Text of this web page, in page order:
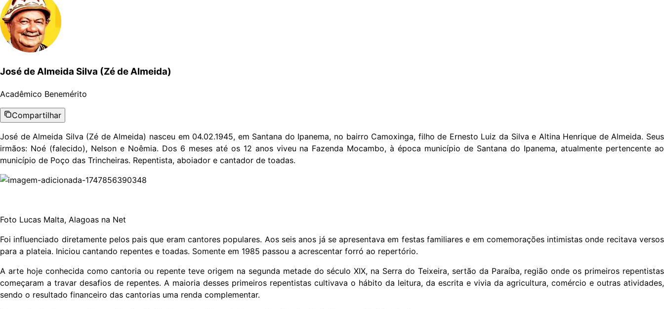
José de Almeida Silva (Zé de Almeida)
Acadêmico Benemérito
Compartilhar
José de Almeida Silva (Zé de Almeida) nasceu em 04.02.1945, em Santana do Ipanema, no bairro Camoxinga, filho de Ernesto Luiz da Silva e Altina Henrique de Almeida. Seus
irmãos: Noé (falecido), Nelson e Noêmia. Dos 6 meses até os 12 anos viveu na Fazenda Mocambo, à época município de Santana do Ipanema, atualmente pertencente ao
município de Poço das Trincheiras. Repentista, aboiador e cantador de toadas.
Foto Lucas Malta, Alagoas na Net
Foi influenciado diretamente pelos pais que eram cantores populares. Aos seis anos já se apresentava em festas familiares e em comemorações intimistas onde recitava versos
para a plateia. Iniciou cantando repentes e toadas. Somente em 1985 passou a acrescentar forró ao repertório.
A arte hoje conhecida como cantoria ou repente teve origem na segunda metade do século XIX, na Serra do Teixeira, sertão da Paraíba, região onde os primeiros repentistas
começaram a travar desafios de repentes. A maioria desses primeiros repentistas cultivava o hábito da leitura, da escrita e vivia da agricultura, comércio e outras atividades,
sendo o resultado financeiro das cantorias uma renda complementar.